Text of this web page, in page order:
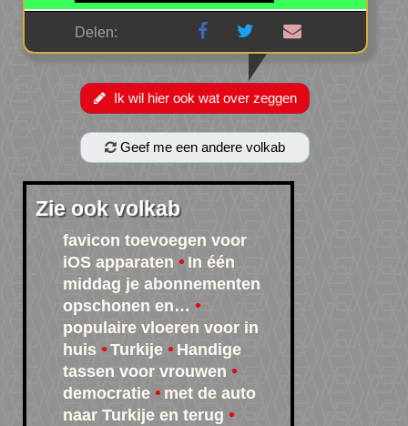
Delen:
Ik wil hier ook wat over zeggen
Geef me een andere volkab
Zie ook volkab
favicon toevoegen voor
iOS apparaten
In één
middag je abonnementen
opschonen en…
populaire vloeren voor in
huis
Turkije
Handige
tassen voor vrouwen
democratie
met de auto
naar Turkije en terug